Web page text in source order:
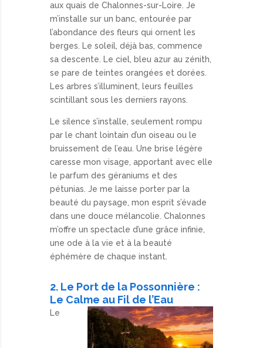
aux quais de Chalonnes-sur-Loire. Je
m’installe sur un banc, entourée par
l’abondance des fleurs qui ornent les
berges. Le soleil, déjà bas, commence
sa descente. Le ciel, bleu azur au zénith,
se pare de teintes orangées et dorées.
Les arbres s’illuminent, leurs feuilles
scintillant sous les derniers rayons.
Le silence s’installe, seulement rompu
par le chant lointain d’un oiseau ou le
bruissement de l’eau. Une brise légère
caresse mon visage, apportant avec elle
le parfum des géraniums et des
pétunias. Je me laisse porter par la
beauté du paysage, mon esprit s’évade
dans une douce mélancolie. Chalonnes
m’offre un spectacle d’une grâce infinie,
une ode à la vie et à la beauté
éphémère de chaque instant.
2. Le Port de la Possonnière :
Le Calme au Fil de l’Eau
Le